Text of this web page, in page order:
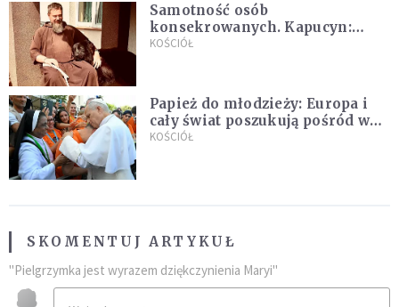
Samotność osób
konsekrowanych. Kapucyn:
Życie w pojedynkę rzadko jest
KOŚCIÓŁ
Papież do młodzieży: Europa i
cały świat poszukują pośród was
nowych świętych
KOŚCIÓŁ
SKOMENTUJ ARTYKUŁ
"Pielgrzymka jest wyrazem dziękczynienia Maryi"